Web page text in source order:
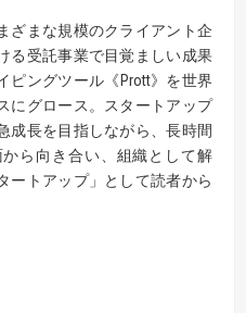
ざまな規模のクライアント企
る受託事業で目覚ましい成果
ピングツール《Prott》を世界
にグロース。スタートアップ
成長を目指しながら、長時間
ら向き合い、組織として解
ートアップ」として読者から